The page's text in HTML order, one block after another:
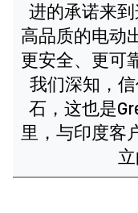
进的承诺来到
高品质的电动
更安全、更可
我们深知，
石，这也是
里，与印度客